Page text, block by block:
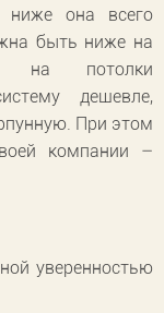
ниже она всего
быть ниже на
на потолки
дешевле,
При этом
компании –
уверенностью